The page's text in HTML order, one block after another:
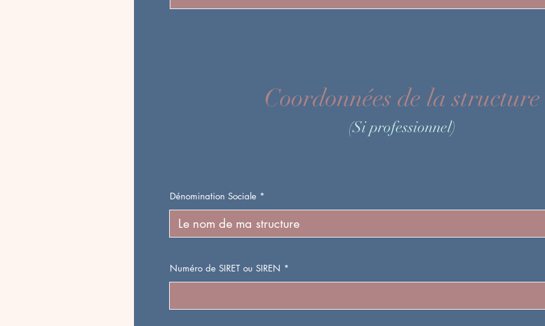
Coordonnées de la structure
(Si professionnel)
Dénomination Sociale
Numéro de SIRET ou SIREN